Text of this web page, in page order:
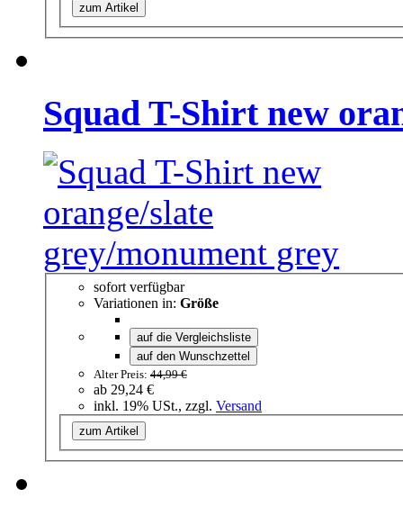
zum Artikel
Squad T-Shirt new
sofort verfügbar
Variationen in: Größe
auf die Vergleichsliste
auf den Wunschzettel
Alter Preis: 44,99 €
ab 29,24 €
inkl. 19% USt., zzgl. Versand
zum Artikel